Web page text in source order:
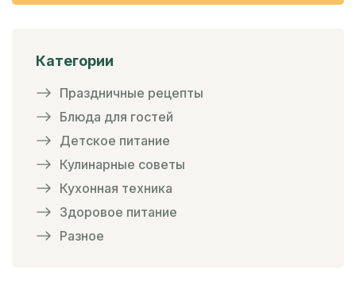
Категории
Праздничные рецепты
Блюда для гостей
Детское питание
Кулинарные советы
Кухонная техника
Здоровое питание
Разное